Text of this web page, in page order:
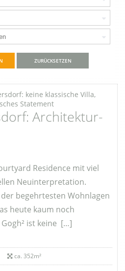
ZURÜCKSETZEN
Architektur-
Residence mit viel
Neuinterpretation.
begehrtesten Wohnlagen
heute kaum noch
ist keine […]
ca. 352m²